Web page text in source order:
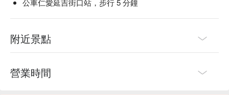
【燒酎】溫暖醇厚，米香悠長
【清酒】純淨柔和，米香清雅
【梅酒】梅香濃郁，甜酸適口
【果實酒】果香四溢，甜美順口
💡 未成年請勿飲酒；禁止酒駕
公車仁愛延吉街口站，步行 5 分鐘
附近景點
營業時間